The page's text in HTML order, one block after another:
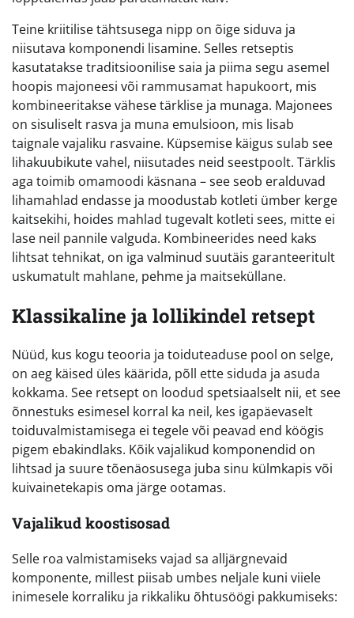
Teine kriitilise tähtsusega nipp on õige siduva ja
niisutava komponendi lisamine. Selles retseptis
kasutatakse traditsioonilise saia ja piima segu asemel
hoopis majoneesi või rammusamat hapukoort, mis
kombineeritakse vähese tärklise ja munaga. Majonees
on sisuliselt rasva ja muna emulsioon, mis lisab
taignale vajaliku rasvaine. Küpsemise käigus sulab see
lihakuubikute vahel, niisutades neid seestpoolt. Tärklis
aga toimib omamoodi käsnana – see seob eralduvad
lihamahlad endasse ja moodustab kotleti ümber kerge
kaitsekihi, hoides mahlad tugevalt kotleti sees, mitte ei
lase neil pannile valguda. Kombineerides need kaks
lihtsat tehnikat, on iga valminud suutäis garanteeritult
uskumatult mahlane, pehme ja maitseküllane.
Klassikaline ja lollikindel retsept
Nüüd, kus kogu teooria ja toiduteaduse pool on selge,
on aeg käised üles käärida, põll ette siduda ja asuda
kokkama. See retsept on loodud spetsiaalselt nii, et see
õnnestuks esimesel korral ka neil, kes igapäevaselt
toiduvalmistamisega ei tegele või peavad end köögis
pigem ebakindlaks. Kõik vajalikud komponendid on
lihtsad ja suure tõenäosusega juba sinu külmkapis või
kuivainetekapis oma järge ootamas.
Vajalikud koostisosad
Selle roa valmistamiseks vajad sa alljärgnevaid
komponente, millest piisab umbes neljale kuni viiele
inimesele korraliku ja rikkaliku õhtusöögi pakkumiseks: